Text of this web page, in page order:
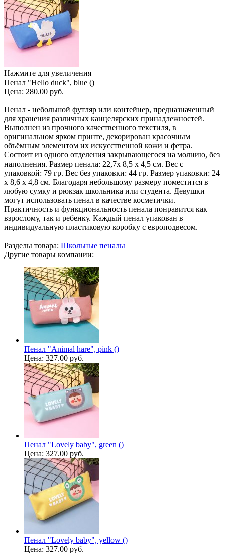
Нажмите для увеличения
Пенал "Hello duck", blue ()
Цена: 280.00 руб.
Пенал - небольшой футляр или контейнер, предназначенный
для хранения различных канцелярских принадлежностей.
Выполнен из прочного качественного текстиля, в
оригинальном ярком принте, декорирован красочным
объёмным элементом их искусственной кожи и фетра.
Состоит из одного отделения закрывающегося на молнию, без
наполнения. Размер пенала: 22,7х 8,5 х 4,5 см. Вес с
упаковкой: 79 гр. Вес без упаковки: 44 гр. Размер упаковки: 24
х 8,6 х 4,8 см. Благодаря небольшому размеру поместится в
любую сумку и рюкзак школьника или студента. Девушки
могут использовать пенал в качестве косметички.
Практичность и функциональность пенала понравится как
взрослому, так и ребенку. Каждый пенал упакован в
индивидуальную пластиковую коробку с европодвесом.
Разделы товара: Школьные пеналы
Другие товары компании:
Пенал "Animal hare", pink ()
Цена: 327.00 руб.
Пенал "Lovely baby", green ()
Цена: 327.00 руб.
Пенал "Lovely baby", yellow ()
Цена: 327.00 руб.